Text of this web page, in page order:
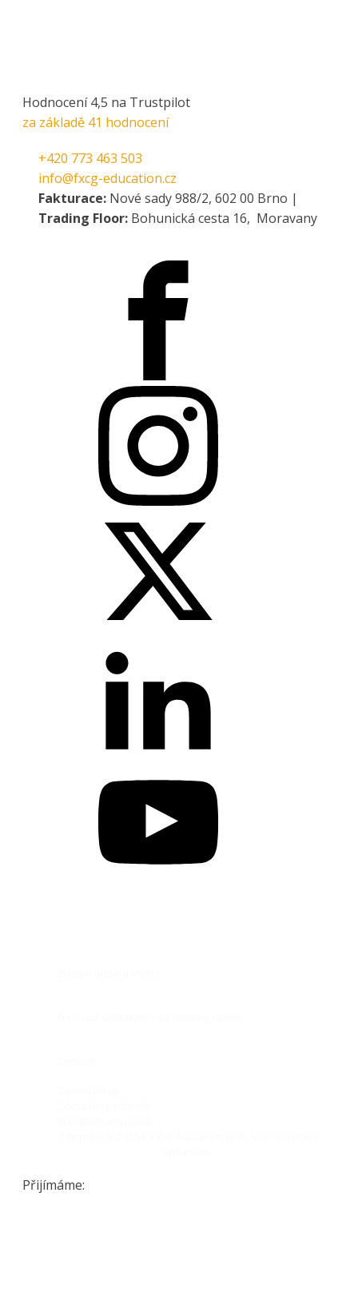
Hodnocení 4,5 na Trustpilot
za základě 41 hodnocení
+420 773 463 503
info@fxcg-education.cz
Fakturace: Nové sady 988/2, 602 00 Brno |
Trading Floor: Bohunická cesta 16, Moravany
Přijímáme: